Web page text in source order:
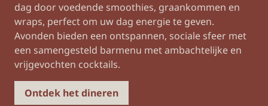
dag door voedende smoothies, graankommen en
wraps, perfect om uw dag energie te geven.
Avonden bieden een ontspannen, sociale sfeer met
een samengesteld barmenu met ambachtelijke en
vrijgevochten cocktails.
Ontdek het dineren